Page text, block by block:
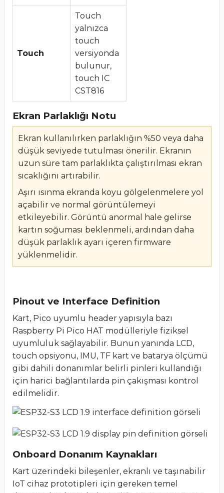
Touch
Touch
yalnızca
touch
versiyonda
bulunur,
touch IC
CST816
Ekran Parlaklığı Notu
Ekran kullanılırken parlaklığın %50 veya daha
düşük seviyede tutulması önerilir. Ekranın
uzun süre tam parlaklıkta çalıştırılması ekran
sıcaklığını artırabilir.
Aşırı ısınma ekranda koyu gölgelenmelere yol
açabilir ve normal görüntülemeyi
etkileyebilir. Görüntü anormal hale gelirse
kartın soğuması beklenmeli, ardından daha
düşük parlaklık ayarı içeren firmware
yüklenmelidir.
Pinout ve Interface Definition
Kart, Pico uyumlu header yapısıyla bazı
Raspberry Pi Pico HAT modülleriyle fiziksel
uyumluluk sağlayabilir. Bunun yanında LCD,
touch opsiyonu, IMU, TF kart ve batarya ölçümü
gibi dahili donanımlar belirli pinleri kullandığı
için harici bağlantılarda pin çakışması kontrol
edilmelidir.
Onboard Donanım Kaynakları
Kart üzerindeki bileşenler, ekranlı ve taşınabilir
IoT cihaz prototipleri için gereken temel